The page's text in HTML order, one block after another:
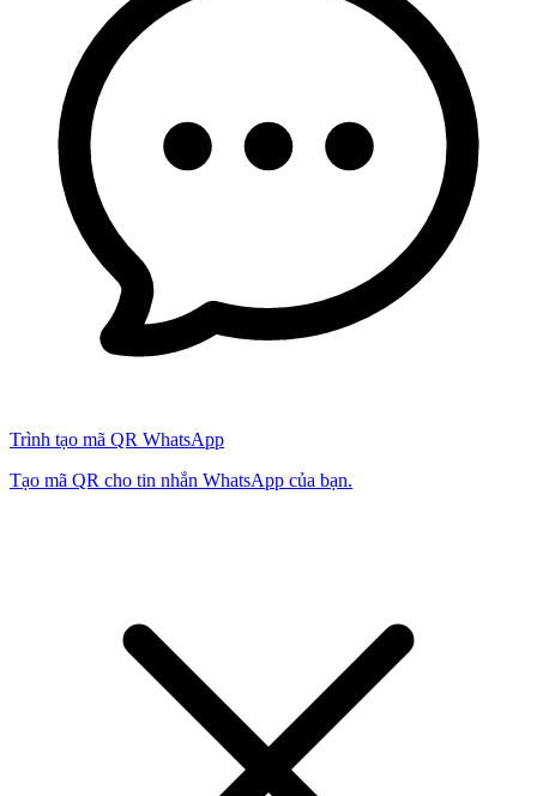
Trình tạo mã QR WhatsApp
Tạo mã QR cho tin nhắn WhatsApp của bạn.